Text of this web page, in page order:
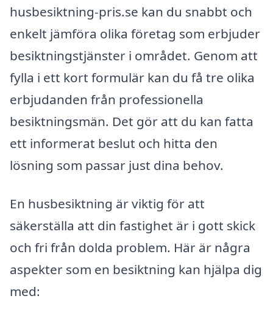
husbesiktning-pris.se kan du snabbt och
enkelt jämföra olika företag som erbjuder
besiktningstjänster i området. Genom att
fylla i ett kort formulär kan du få tre olika
erbjudanden från professionella
besiktningsmän. Det gör att du kan fatta
ett informerat beslut och hitta den
lösning som passar just dina behov.
En husbesiktning är viktig för att
säkerställa att din fastighet är i gott skick
och fri från dolda problem. Här är några
aspekter som en besiktning kan hjälpa dig
med: